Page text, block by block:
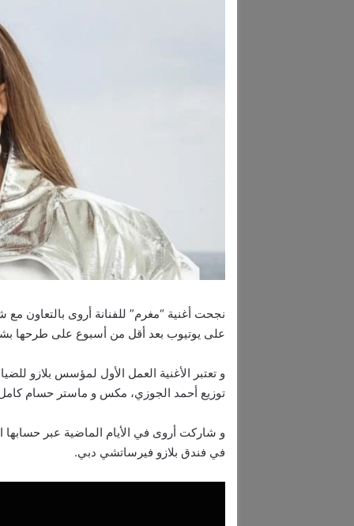
نجحت أغنية “مغرم” للفنانة أروى بالتعاون
على يوتيوب بعد أقل من أسبوع على طرحها
و تعتبر الأغنية العمل الأول لمؤسس بلازو
توزيع أحمد الجوزي، مكس و ماستر حسام
و شاركت أروى في الأيام الماضية عبر
في فندق بلازو فيرساتشي دبي.